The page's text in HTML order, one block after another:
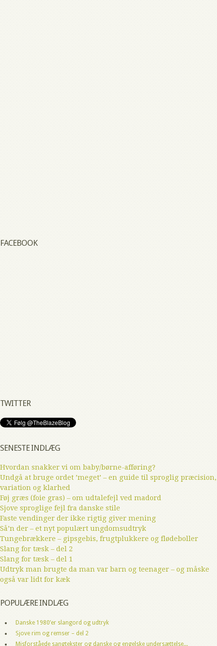
FACEBOOK
TWITTER
SENESTE INDLÆG
Hvordan snakker vi om baby/børne-afføring?
Undgå at bruge ordet ’meget’ – en guide til sproglig præcision,
variation og klarhed
Føj græs (foie gras) – om udtalefejl ved madord
Sjove sproglige fejl fra danske stile
Faste vendinger der ikke rigtig giver mening
Så’n der – et nyt populært ungdomsudtryk
Tungebrækkere – gipsgebis, frugtplukkere og flødeboller
Slang for tæsk – del 2
Slang for tæsk – del 1
Udtryk man brugte da man var barn og teenager – og måske
også var lidt for kæk
POPULÆRE INDLÆG
Danske 1980’er slangord og udtryk
Sjove rim og remser – del 2
Misforståede sangtekster og danske og engelske undersættelse...